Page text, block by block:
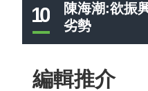
10
陳海潮:欲振
劣勢
編輯推介